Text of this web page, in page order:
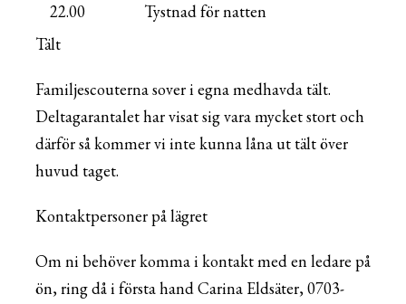
22.00
Tystnad för natten
Tält
Familjescouterna sover i egna medhavda tält.
Deltagarantalet har visat sig vara mycket stort och
därför så kommer vi inte kunna låna ut tält över
huvud taget.
Kontaktpersoner på lägret
Om ni behöver komma i kontakt med en ledare på
ön, ring då i första hand Carina Eldsäter, 0703-